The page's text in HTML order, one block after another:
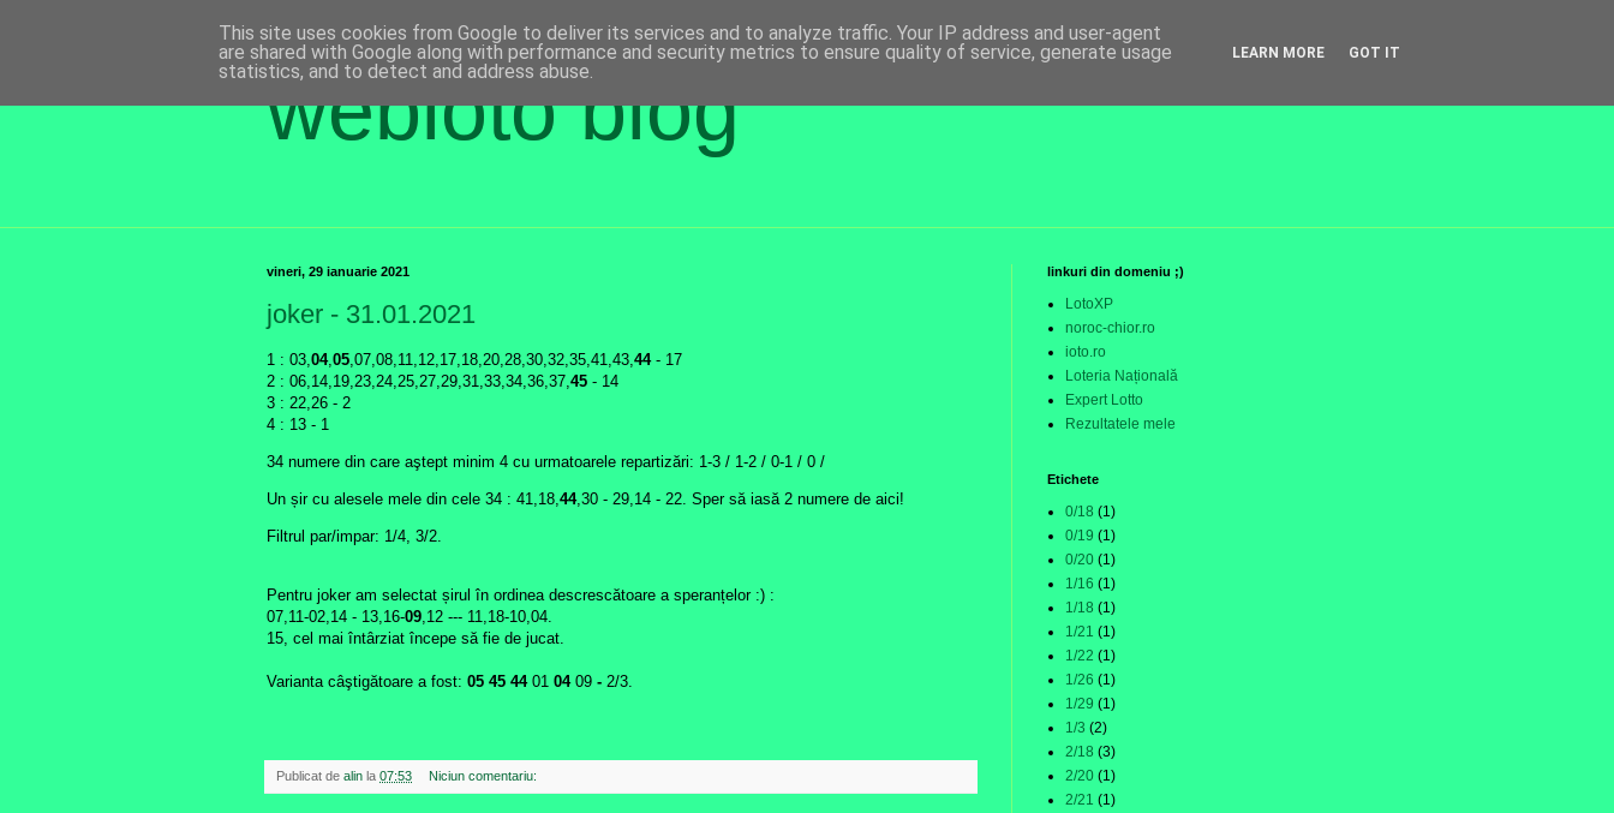
webloto blog
vineri, 29 ianuarie 2021
joker - 31.01.2021
1 : 03, 04, 05 ,07,08,11,12,17,18,20,28,30,32,35,41,43, 44- 17
2 : 06,14,19,23,24,25,27,29,31,33,34,36,37, 45 - 14
3 : 22,26 - 2
4 : 13 - 1
34 numere din care aştept minim 4 cu urmatoarele repartizări: 1-3 / 1-2 / 0-1 / 0 /
Un șir cu alesele mele din cele 34 : 41,18,44,30 - 29,14 - 22. Sper să iasă 2 numere de aici!
Filtrul par/impar: 1/4, 3/2.
Pentru joker am selectat șirul în ordinea descrescătoare a speranțelor :) :
07,11-02,14 - 13,16-09,12 --- 11,18-10,04.
15, cel mai întârziat începe să fie de jucat.
Varianta câştigătoare a fost: 05 45 44 01 04 09 - 2/3.
Publicat de alin la 07:53 Niciun comentariu:
linkuri din domeniu ;)
LotoXP
noroc-chior.ro
ioto.ro
Loteria Națională
Expert Lotto
Rezultatele mele
Etichete
0/18 (1)
0/19 (1)
0/20 (1)
1/16 (1)
1/18 (1)
1/21 (1)
1/22 (1)
1/26 (1)
1/29 (1)
1/3 (2)
2/18 (3)
2/20 (1)
2/21 (1)
This site uses cookies from Google to deliver its services and to analyze traffic. Your IP address and user-agent
are shared with Google along with performance and security metrics to ensure quality of service, generate usage
statistics, and to detect and address abuse.
LEARN MORE GOT IT